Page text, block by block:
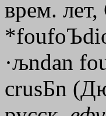
врем. лет,
*
·љndan
crusБn